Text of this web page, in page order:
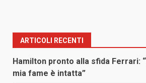
ARTICOLI RECENTI
Hamilton pronto alla sfida Ferrari:
mia fame è intatta”